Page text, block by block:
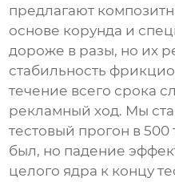
предлагают
основе корунда и
дороже в разы, но их
стабильность
течение всего срока
рекламный ход. Мы
тестовый прогон в 500
был, но падение
целого ядра к концу